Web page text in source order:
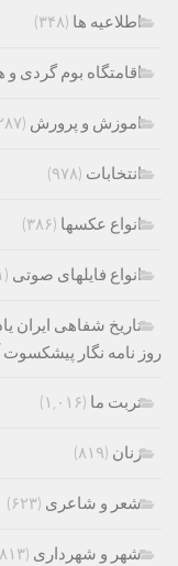
اطلاعیه ها (۳۴۸)
اقامتگاه بوم گردی و
اموزش و پرورش (۲۸۷)
انتخابات (۹۷۸)
انواع عکسها (۳۸۶)
انواع فایلهای صوتی (۶۱)
تاریخ شفاهی ایران
روز نامه نگار
تربت ما (۱,۰۱۶)
زنان (۸۱۹)
شعر و شاعری (۶۲۳)
شهر و شهرداری (۸۱۳)